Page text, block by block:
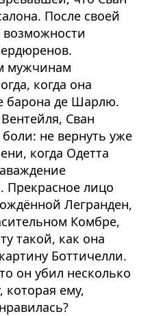
После своей
мужчинам
когда она
барона де Шарлю.
Сван
не вернуть уже
когда Одетта
Прекрасное лицо
Легранден,
Комбре,
такой, как она
Боттичелли.
он убил несколько
ему,